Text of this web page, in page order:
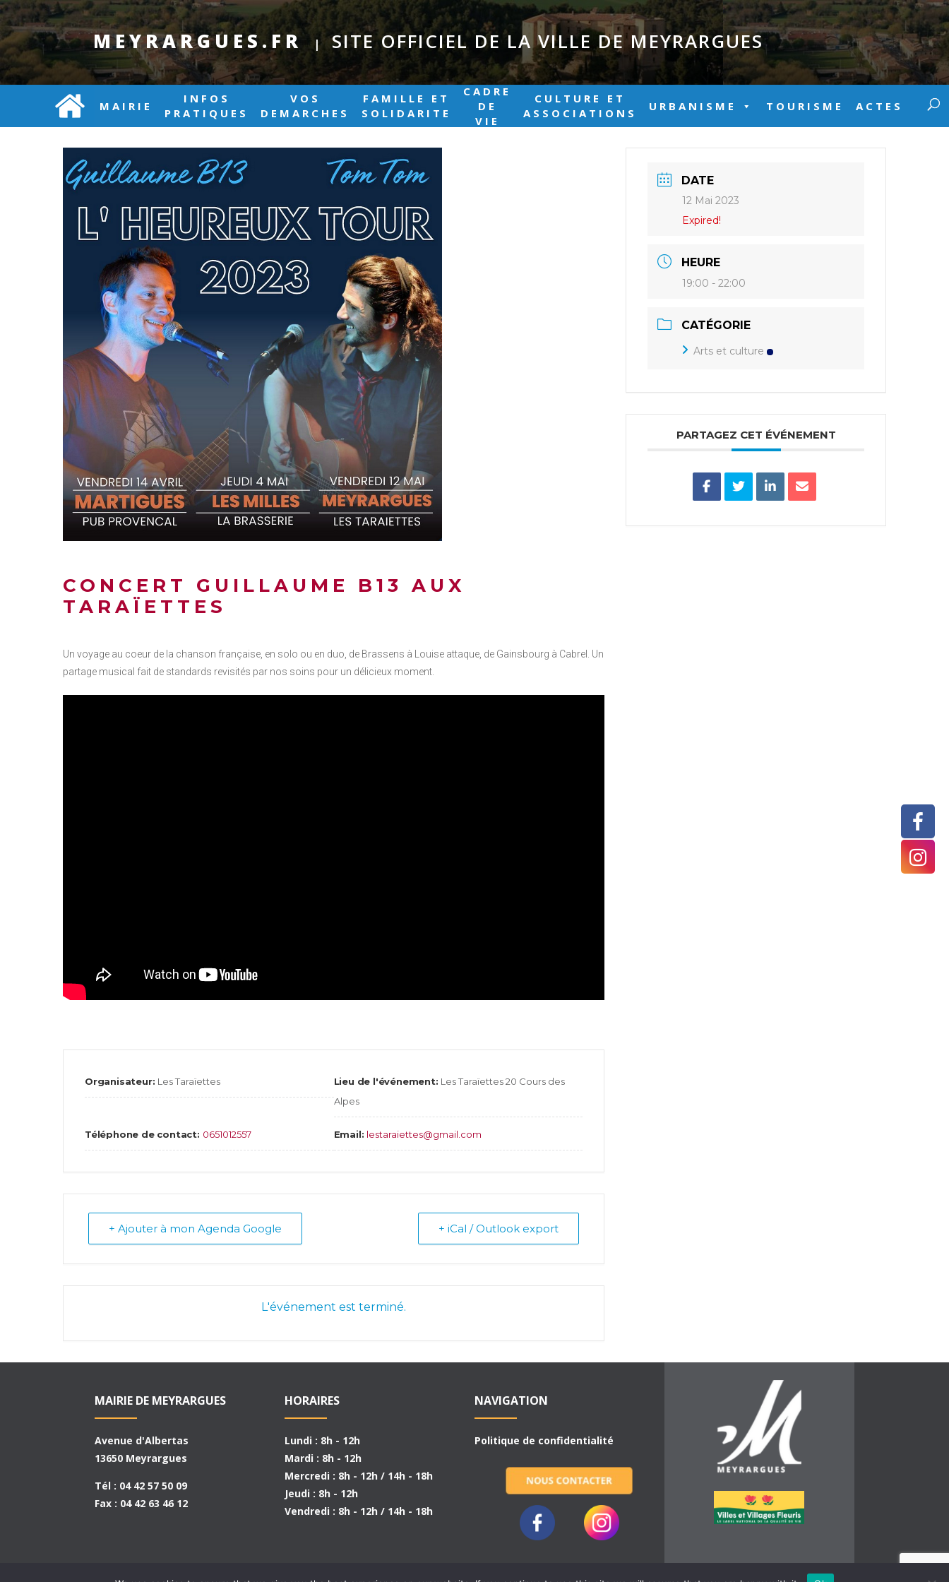
MEYRARGUES.FR | SITE OFFICIEL DE LA VILLE DE MEYRARGUES
MAIRIE
INFOS
PRATIQUES
VOS
DEMARCHES
FAMILLE ET
SOLIDARITE
CADRE
DE
VIE
CULTURE ET
ASSOCIATIONS
URBANISME TOURISME ACTES
CONCERT GUILLAUME B13 AUX
TARAÏETTES
Un voyage au coeur de la chanson française, en solo ou en duo, de Brassens à Louise attaque, de Gainsbourg à Cabrel. Un
partage musical fait de standards revisités par nos soins pour un délicieux moment.
Organisateur: Les Taraïettes Lieu de l'événement: Les Taraïettes 20 Cours des
Alpes
Téléphone de contact: 0651012557 Email: lestaraiettes@gmail.com
+ Ajouter à mon Agenda Google + iCal / Outlook export
L'événement est terminé.
DATE
12 Mai 2023
Expired!
HEURE
19:00 - 22:00
CATÉGORIE
Arts et culture
PARTAGEZ CET ÉVÉNEMENT
MAIRIE DE MEYRARGUES
Avenue d'Albertas
13650 Meyrargues
Tél : 04 42 57 50 09
Fax : 04 42 63 46 12
HORAIRES
Lundi : 8h - 12h
Mardi : 8h - 12h
Mercredi : 8h - 12h / 14h - 18h
Jeudi : 8h - 12h
Vendredi : 8h - 12h / 14h - 18h
NAVIGATION
Politique de confidentialité